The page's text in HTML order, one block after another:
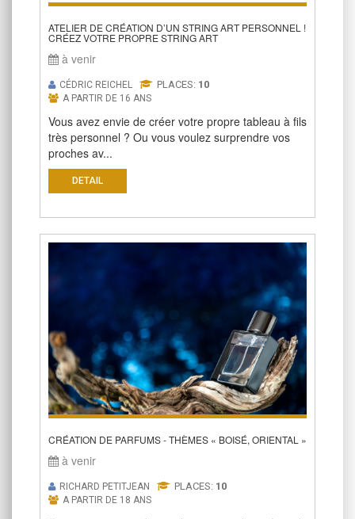
ATELIER DE CRÉATION D’UN STRING ART PERSONNEL !
CRÉEZ VOTRE PROPRE STRING ART
à venir
CÉDRIC REICHEL PLACES: 10
A PARTIR DE 16 ANS
Vous avez envie de créer votre propre tableau à fils
très personnel ? Ou vous voulez surprendre vos
proches av...
DETAIL
CRÉATION DE PARFUMS - THÈMES « BOISÉ, ORIENTAL »
à venir
RICHARD PETITJEAN PLACES: 10
A PARTIR DE 18 ANS